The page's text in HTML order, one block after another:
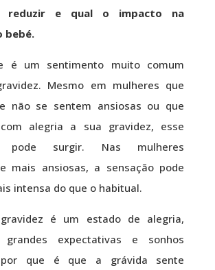
reduzir e qual o impacto na
bebé.
é um sentimento muito comum
Mesmo em mulheres que
não se sentem ansiosas ou que
alegria a sua gravidez, esse
pode surgir. Nas mulheres
mais ansiosas, a sensação pode
intensa do que o habitual.
é um estado de alegria,
expectativas e sonhos
por que é que a grávida sente